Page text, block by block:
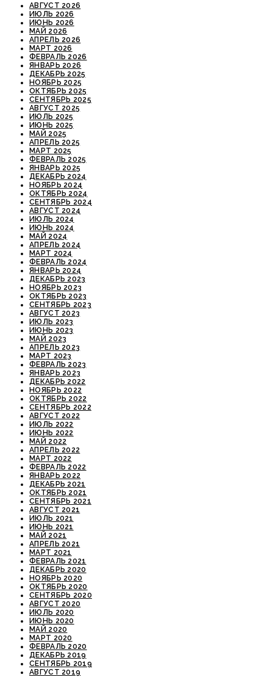
АВГУСТ 2026
ИЮЛЬ 2026
ИЮНЬ 2026
МАЙ 2026
АПРЕЛЬ 2026
МАРТ 2026
ФЕВРАЛЬ 2026
ЯНВАРЬ 2026
ДЕКАБРЬ 2025
НОЯБРЬ 2025
ОКТЯБРЬ 2025
СЕНТЯБРЬ 2025
АВГУСТ 2025
ИЮЛЬ 2025
ИЮНЬ 2025
МАЙ 2025
АПРЕЛЬ 2025
МАРТ 2025
ФЕВРАЛЬ 2025
ЯНВАРЬ 2025
ДЕКАБРЬ 2024
НОЯБРЬ 2024
ОКТЯБРЬ 2024
СЕНТЯБРЬ 2024
АВГУСТ 2024
ИЮЛЬ 2024
ИЮНЬ 2024
МАЙ 2024
АПРЕЛЬ 2024
МАРТ 2024
ФЕВРАЛЬ 2024
ЯНВАРЬ 2024
ДЕКАБРЬ 2023
НОЯБРЬ 2023
ОКТЯБРЬ 2023
СЕНТЯБРЬ 2023
АВГУСТ 2023
ИЮЛЬ 2023
ИЮНЬ 2023
МАЙ 2023
АПРЕЛЬ 2023
МАРТ 2023
ФЕВРАЛЬ 2023
ЯНВАРЬ 2023
ДЕКАБРЬ 2022
НОЯБРЬ 2022
ОКТЯБРЬ 2022
СЕНТЯБРЬ 2022
АВГУСТ 2022
ИЮЛЬ 2022
ИЮНЬ 2022
МАЙ 2022
АПРЕЛЬ 2022
МАРТ 2022
ФЕВРАЛЬ 2022
ЯНВАРЬ 2022
ДЕКАБРЬ 2021
ОКТЯБРЬ 2021
СЕНТЯБРЬ 2021
АВГУСТ 2021
ИЮЛЬ 2021
ИЮНЬ 2021
МАЙ 2021
АПРЕЛЬ 2021
МАРТ 2021
ФЕВРАЛЬ 2021
ДЕКАБРЬ 2020
НОЯБРЬ 2020
ОКТЯБРЬ 2020
СЕНТЯБРЬ 2020
АВГУСТ 2020
ИЮЛЬ 2020
ИЮНЬ 2020
МАЙ 2020
МАРТ 2020
ФЕВРАЛЬ 2020
ДЕКАБРЬ 2019
СЕНТЯБРЬ 2019
АВГУСТ 2019